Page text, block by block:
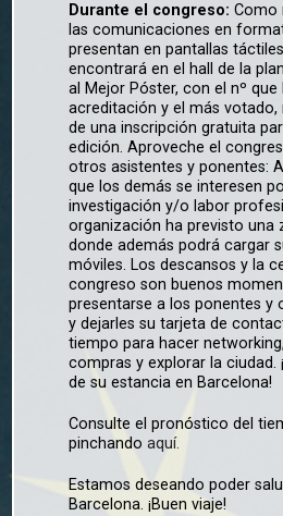
Durante el congreso: Como
las comunicaciones en
presentan en pantallas
encontrará en el hall de la
al Mejor Póster, con el nº
acreditación y el más votado,
de una inscripción gratuita
edición. Aproveche el
otros asistentes y ponentes:
que los demás se interesen
investigación y/o labor
organización ha previsto una
donde además podrá cargar
móviles. Los descansos y la
congreso son buenos
presentarse a los ponentes y
y dejarles su tarjeta de
tiempo para hacer
compras y explorar la ciudad.
de su estancia en Barcelona!
Consulte el pronóstico del
pinchandoaquí.
Estamos deseando poder
Barcelona. ¡Buen viaje!